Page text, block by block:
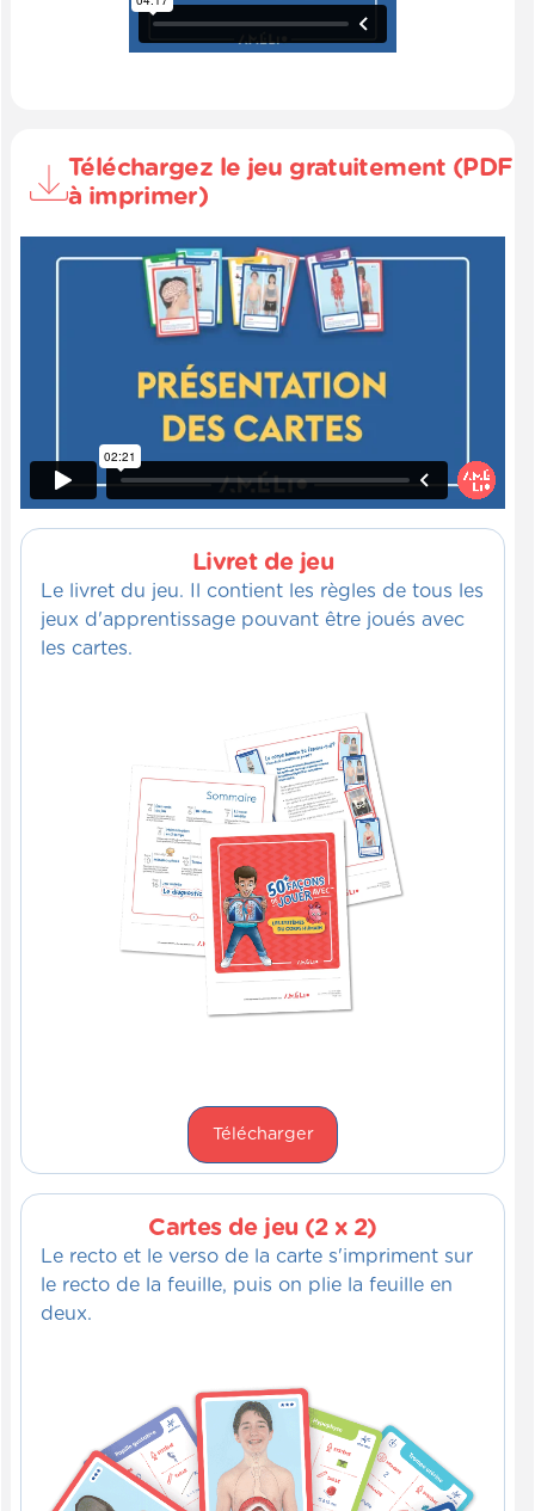
Téléchargez le jeu gratuitement (PDF
à imprimer)
Livret de jeu
Le livret du jeu. Il contient les règles de tous les
jeux d'apprentissage pouvant être joués avec
les cartes.
Télécharger
Cartes de jeu (2 x 2)
Le recto et le verso de la carte s'impriment sur
le recto de la feuille, puis on plie la feuille en
deux.